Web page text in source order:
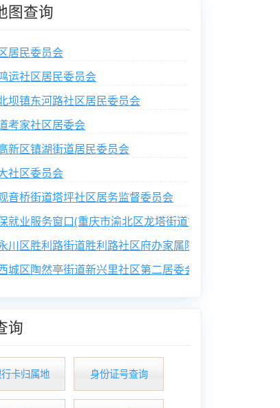
图查询
居民委员会
运社区居民委员会
坝镇东河路社区居民委员会
考家社区居委会
新区镇湖街道居民委员会
社区委员会
音桥街道塔坪社区居务监督委员会
就业服务窗口(重庆市渝北区龙塔街道鲁能西路社区便民
川区胜利路街道胜利路社区府办家属院业主委员会
城区陶然亭街道新兴里社区第二居委会
询
卡归属地 身份证号查询